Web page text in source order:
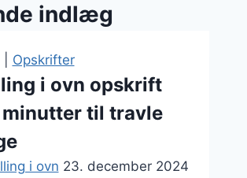
indlæg
Opskrifter
i ovn opskrift
til travle
i ovn 23. december 2024